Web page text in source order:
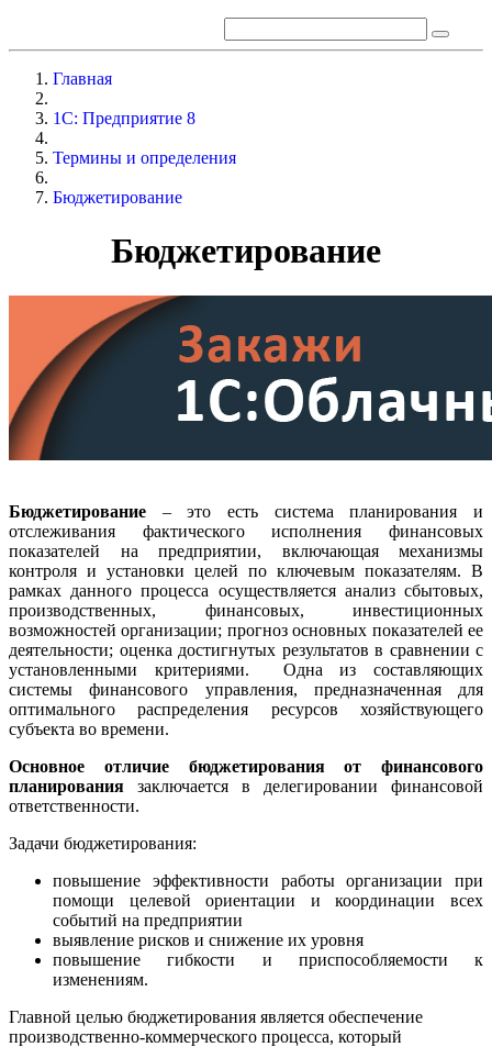
Главная
1С: Предприятие 8
Термины и определения
Бюджетирование
Бюджетирование
Бюджетирование – это есть система планирования и
отслеживания фактического исполнения финансовых
показателей на предприятии, включающая механизмы
контроля и установки целей по ключевым показателям. В
рамках данного процесса осуществляется анализ сбытовых,
производственных, финансовых, инвестиционных
возможностей организации; прогноз основных показателей ее
деятельности; оценка достигнутых результатов в сравнении с
установленными критериями. Одна из составляющих
системы финансового управления, предназначенная для
оптимального распределения ресурсов хозяйствующего
субъекта во времени.
Основное отличие бюджетирования от финансового
планирования заключается в делегировании финансовой
ответственности.
Задачи бюджетирования:
повышение эффективности работы организации при
помощи целевой ориентации и координации всех
событий на предприятии
выявление рисков и снижение их уровня
повышение гибкости и приспособляемости к
изменениям.
Главной целью бюджетирования является обеспечение
производственно-коммерческого процесса, который